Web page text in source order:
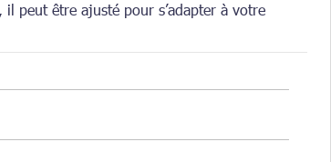
il peut être ajusté pour s’adapter à votre